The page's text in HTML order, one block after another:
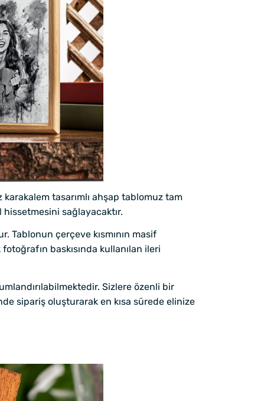
tasarımlı ahşap tablomuz tam
sağlayacaktır.
Tablonun çerçeve kısmının masif
baskısında kullanılan ileri
Sizlere özenli bir
sipariş oluşturarak en kısa sürede elinize